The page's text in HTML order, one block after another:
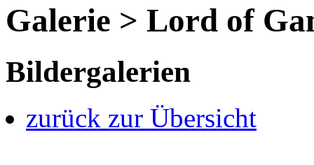
Galerie > Lord of
Bildergalerien
zurück zur Übersicht